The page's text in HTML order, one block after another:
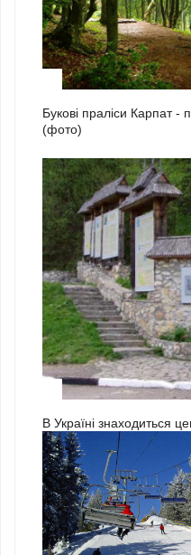
Букові праліси Карпат -
(фото)
В Україні знаходиться